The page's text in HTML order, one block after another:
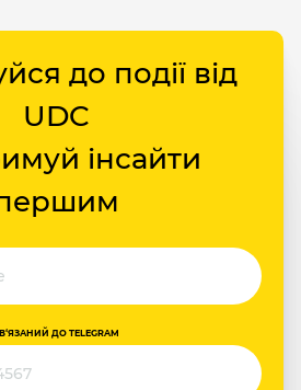
до події від
UDC
інсайти
ДО TELEGRAM